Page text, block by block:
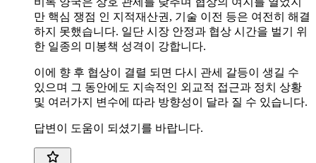
만 핵심 쟁점 인 지적재산권, 기술 이전 등은 여전히 해결
하지 못했습니다. 일단 시장 안정과 협상 시간을 벌기 위
한 일종의 미봉책 성격이 강합니다.
이에 향 후 협상이 결렬 되면 다시 관세 갈등이 생길 수
있으며 그 동안에도 지속적인 외교적 접근과 정치 상황
및 여러가지 변수에 따라 방향성이 달라 질 수 있습니다.
답변이 도움이 되셨기를 바랍니다.